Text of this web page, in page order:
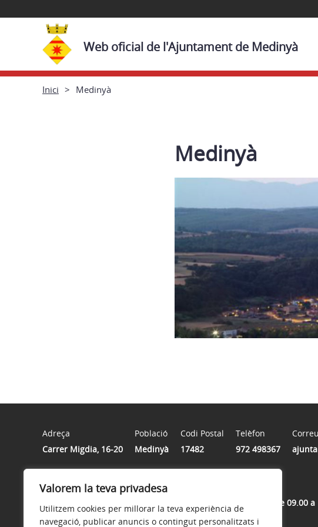
Valorem la teva privadesa
Utilitzem cookies per millorar la teva experiència de
navegació, publicar anuncis o contingut personalitzats i
Web oficial de l'Ajuntament de Medinyà
Inici Medinyà
Medinyà
Adreça
Carrer Migdia, 16-20
Població
Medinyà
Codi Postal
17482
Telèfon
972 498367
Horari
Matins: dilluns a dijous de 09.00 a 14.00 hores i divendres de 09.00 a